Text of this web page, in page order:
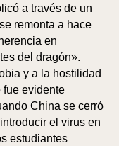
a través de un
remonta a hace
en
del dragón».
y a la hostilidad
fue evidente
China se cerró
el virus en
estudiantes